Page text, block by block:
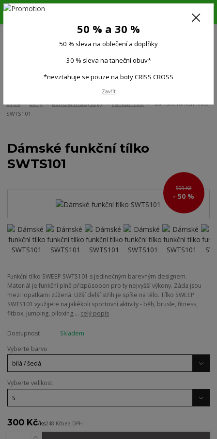
6.-16.8.26. DOVOLENÁ !!! 50 % SLEVA na všechno oblečení a doplňky !!!
(Po-Pá 9:00-15.00)
Úvod Ženy Dámská trička, topy Funkční tílka
Dámské funkční tílko
SWTS101
Dámské funkční tílko
SWTS101
599 Kč
- 50 %
Funkční tílko SWEEP SWTS101 s jedinečným barevným designem.
Materiál je funkční plně přizpůsoben pro ty nejvyšší výkony. Záda jsou
mezi lopatkami zúžená. Užší delší střih je spíše na tělo. Tílko SWEEP
SWTS101 využijete na jakékoli sportovní aktivity - běh, brusle, fitness,
fitbox, jumping, piloxing,... celý popis
Dostupnost
Skladem
Vyberte barvu
Vyberte velikost
300 Kč/ks248 Kčbez DPH
50 % a 30 %
50 % sleva na oblečení a doplňky
30 % sleva na taneční obuv*
*nevztahuje se pouze na boty CRISS CROSS
Zavřít